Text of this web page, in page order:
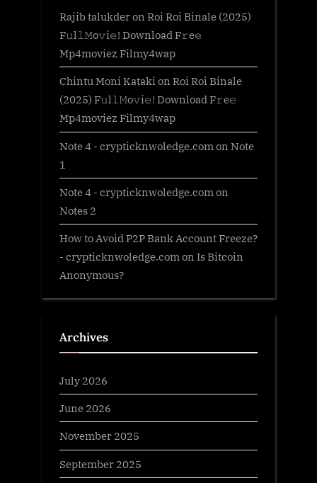
Rajib talukderon Roi Roi Binale (2025)
F𝚞l𝚕𝙼o𝚟i𝚎! Download F𝚛e𝚎
Mp4moviez Filmy4wap
Chintu Moni Katakion Roi Roi Binale
(2025) F𝚞l𝚕𝙼o𝚟i𝚎! Download F𝚛e𝚎
Mp4moviez Filmy4wap
Note 4 - crypticknwoledge.com on Note
1
Note 4 - crypticknwoledge.com on
Notes 2
How to Avoid P2P Bank Account Freeze?
- crypticknwoledge.com on Is Bitcoin
Anonymous?
Archives
July 2026
June 2026
November 2025
September 2025